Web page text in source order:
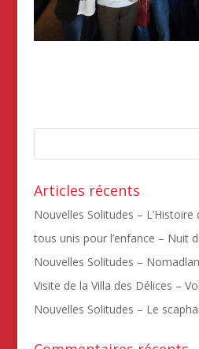
Articles récents
Nouvelles Solitudes – L’Histoire
tous unis pour l’enfance – Nuit
Nouvelles Solitudes –
Visite de la Villa des Délices –
Nouvelles Solitudes – Le